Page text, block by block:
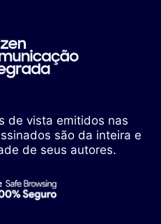
de vista emitidos nas
são da inteira e
de seus autores.